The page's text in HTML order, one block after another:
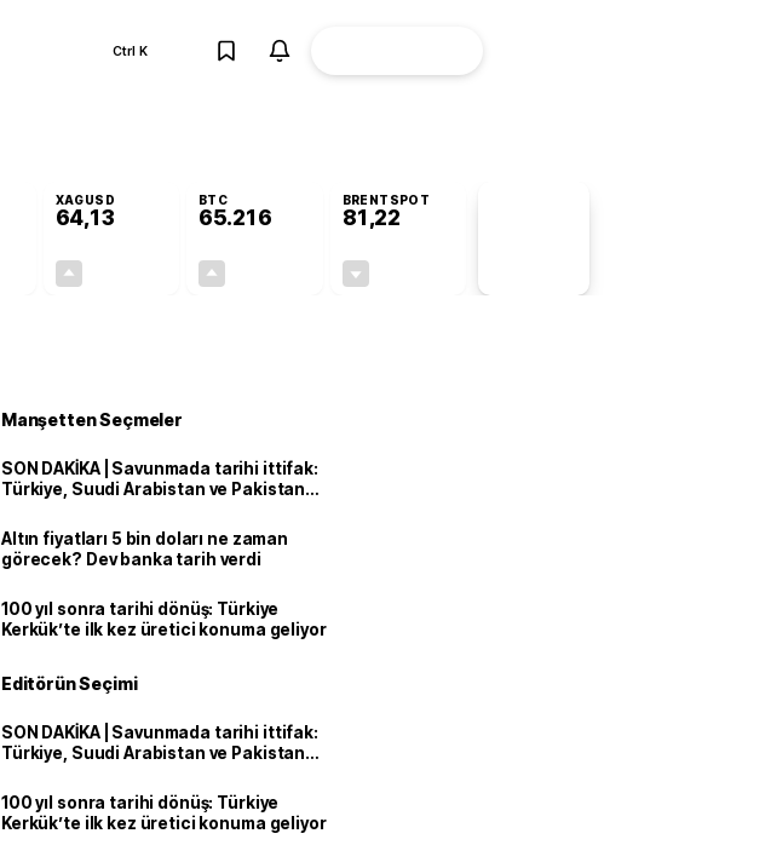
Ctrl K
XAGUSD
64,13
BTC
65.216
BRENTSPOT
81,22
Manşetten Seçmeler
SON DAKİKA | Savunmada tarihi ittifak:
Türkiye, Suudi Arabistan ve Pakistan
Altın fiyatları 5 bin doları ne zaman
görecek? Dev banka tarih verdi
100 yıl sonra tarihi dönüş: Türkiye
Kerkük’te ilk kez üretici konuma geliyor
Editörün Seçimi
SON DAKİKA | Savunmada tarihi ittifak:
Türkiye, Suudi Arabistan ve Pakistan
100 yıl sonra tarihi dönüş: Türkiye
Kerkük’te ilk kez üretici konuma geliyor